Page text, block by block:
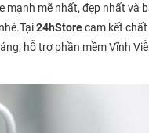
mạnh mẽ nhất, đẹp nhất và
24hStorecam kết
hỗ trợ phần mềm Vĩnh